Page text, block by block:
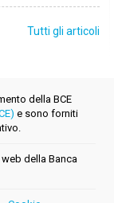
Tutti gli articoli
della BCE
e sono forniti
della Banca